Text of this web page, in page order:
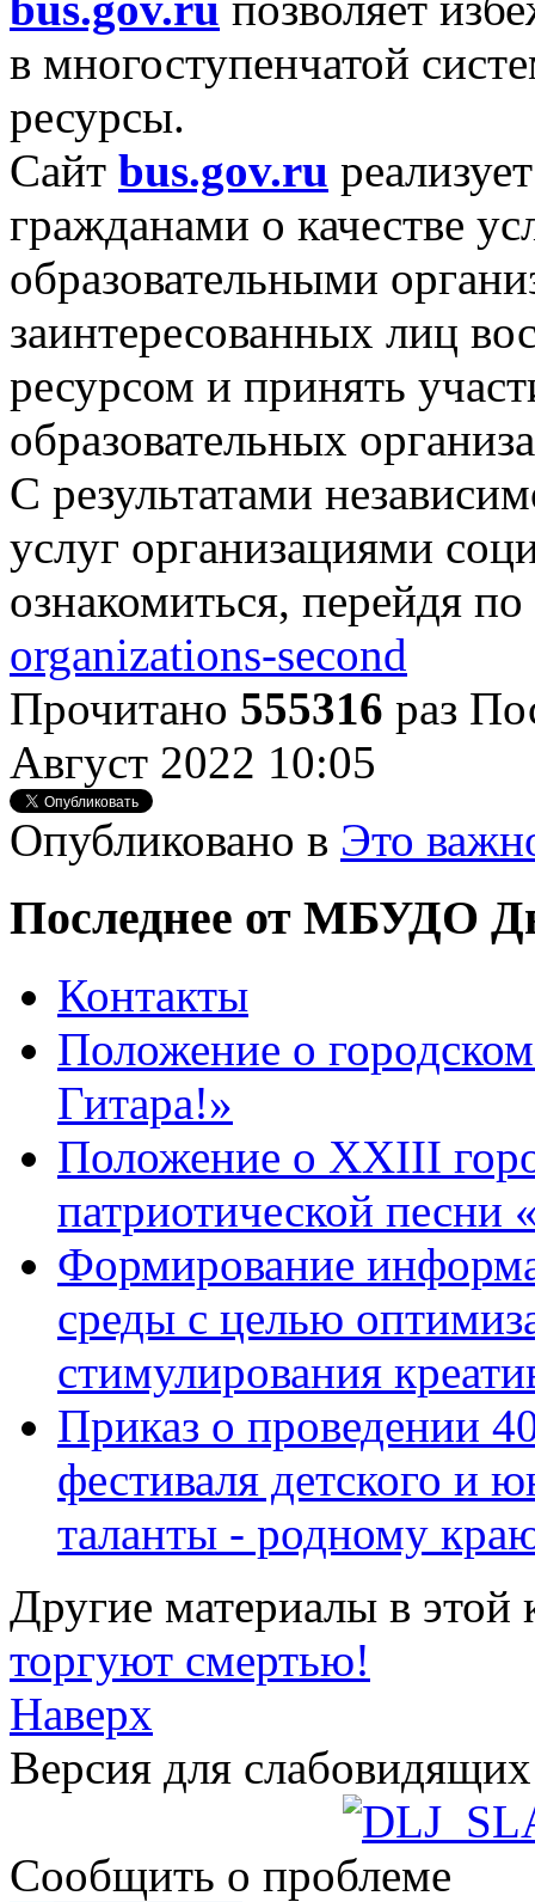
в многоступенчатой
ресурсы.
Сайт bus.gov.ru
гражданами о качестве
образовательными
заинтересованных лиц
ресурсом и принять
образовательных
С результатами
услуг организациями
ознакомиться, перейдя
organizations-second
Прочитано 555316 раз
Август 2022 10:05
Опубликовано в Это
Последнее от МБУДО
Контакты
Положение о
Гитара!»
Положение о XХIII
патриотической песни
Формирование
среды с целью
стимулирования
Приказ о проведении
фестиваля детского и
таланты - родному
Другие материалы в этой
торгуют смертью!
Наверх
Версия для слабовидящих
Сообщить о проблеме